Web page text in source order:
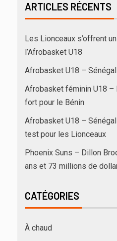
ARTICLES RÉCENTS
Les Lionceaux s’offrent
l’Afrobasket U18
Afrobasket U18 –
Afrobasket féminin U18 –
fort pour le Bénin
Afrobasket U18 –
test pour les Lionceaux
Phoenix Suns – Dillon
ans et 73 millions de
CATÉGORIES
À chaud